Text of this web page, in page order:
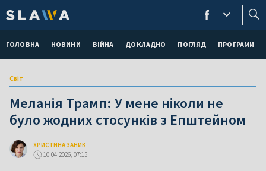
ГОЛОВНА НОВИНИ ВІЙНА ДОКЛАДНО ПОГЛЯД ПРОГРАМИ
Світ
Меланія Трамп: У мене ніколи не
було жодних стосунків з Епштейном
ХРИСТИНА ЗАНИК
10.04.2026, 07:15